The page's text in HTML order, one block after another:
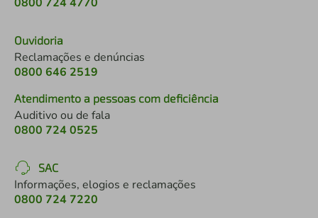
Ouvidoria
Reclamações e denúncias
0800 646 2519
Atendimento a pessoas com deficiência
Auditivo ou de fala
0800 724 0525
SAC
Informações, elogios e reclamações
0800 724 7220